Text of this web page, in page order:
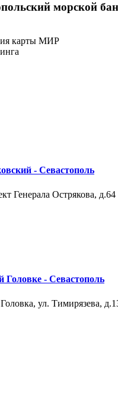
морской
карты МИР
- Севастополь
Генерала Острякова, д.64
Головке - Севастополь
ул. Тимирязева,